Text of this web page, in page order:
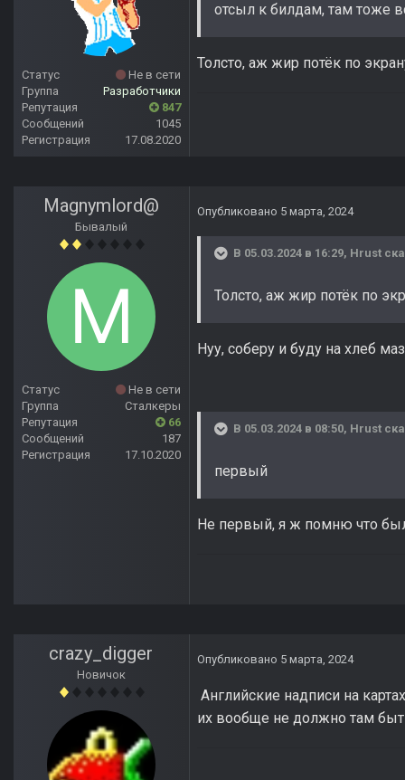
Статус
Не в сети
Группа
Разработчики
Репутация
847
Сообщений
1045
Регистрация
17.08.2020
отсыл к билдам, там тоже
Толсто, аж жир потёк по
Magnymlord@
Бывалый
Статус
Не в сети
Группа
Сталкеры
Репутация
66
Сообщений
187
Регистрация
17.10.2020
Опубликовано 5 марта, 2024
В 05.03.2024 в 16:29, Hrust
Толсто, аж жир потёк по
Нуу, соберу и буду на хлеб
В 05.03.2024 в 08:50, Hrust
первый
Не первый, я ж помню что
crazy_digger
Новичок
Опубликовано 5 марта, 2024
Английские надписи на
их вообще не должно там